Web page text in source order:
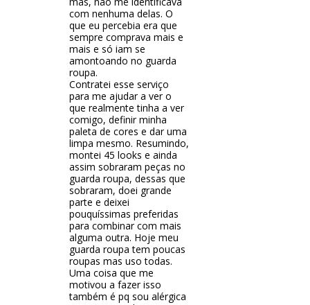
com nenhuma delas. O
que eu percebia era que
sempre comprava mais e
mais e só iam se
amontoando no guarda
roupa.
Contratei esse serviço
para me ajudar a ver o
que realmente tinha a ver
comigo, definir minha
paleta de cores e dar uma
limpa mesmo. Resumindo,
montei 45 looks e ainda
assim sobraram peças no
guarda roupa, dessas que
sobraram, doei grande
parte e deixei
pouquíssimas preferidas
para combinar com mais
alguma outra. Hoje meu
guarda roupa tem poucas
roupas mas uso todas.
Uma coisa que me
motivou a fazer isso
também é pq sou alérgica